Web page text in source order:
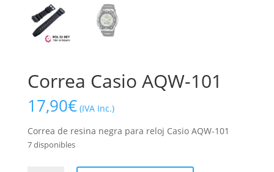
Correa Casio AQW-101
17,90€ (IVA Inc.)
Correa de resina negra para reloj Casio AQW-101
7 disponibles